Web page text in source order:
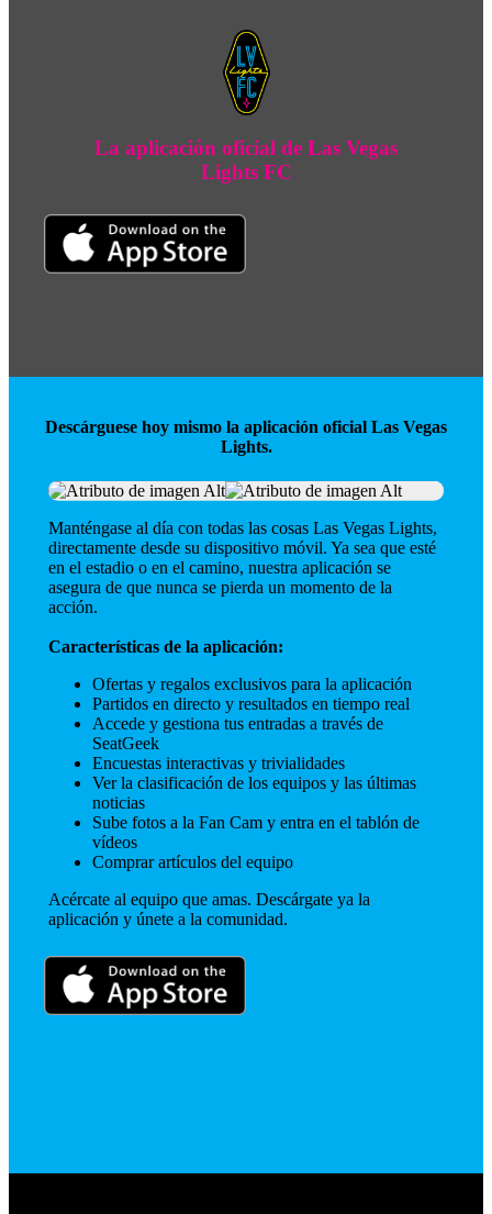
La aplicación oficial de Las Vegas
Lights FC
Descárguese hoy mismo la aplicación oficial Las Vegas
Lights.
Manténgase al día con todas las cosas Las Vegas Lights,
directamente desde su dispositivo móvil. Ya sea que esté
en el estadio o en el camino, nuestra aplicación se
asegura de que nunca se pierda un momento de la
acción.
Características de la aplicación:
Ofertas y regalos exclusivos para la aplicación
Partidos en directo y resultados en tiempo real
Accede y gestiona tus entradas a través de
SeatGeek
Encuestas interactivas y trivialidades
Ver la clasificación de los equipos y las últimas
noticias
Sube fotos a la Fan Cam y entra en el tablón de
vídeos
Comprar artículos del equipo
Acércate al equipo que amas. Descárgate ya la
aplicación y únete a la comunidad.